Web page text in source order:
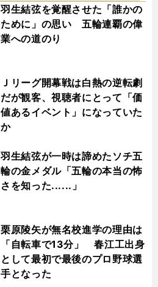
羽生結弦を覚醒させた「誰かの
ために」の思い 五輪連覇の偉
業への道のり
Ｊリーグ開幕戦は白熱の逆転劇
だが観客、視聴者にとって「価
値あるイベント」になっていた
か
羽生結弦が一時は諦めたソチ五
輪の金メダル「五輪の本当の怖
さを知った......」
栗原陵矢が無名校進学の理由は
「自転車で13分」 春江工出身
として最初で最後のプロ野球選
手となった